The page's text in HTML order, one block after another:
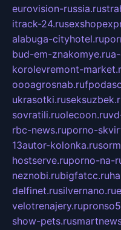
eurovision-russia.ru
itrack-24.ru
alabuga-cityhotel.ru
bud-em-znakomye.ru
korolevremont-
oooagrosnab.ru
ukrasotki.ru
sovratili.ruolecoon.ru
rbc-news.ruporno-
13autor-kolonka.ru
hostserve.ruporno-na-
neznobi.rubigfatcc.ru
delfinet.rusilvernano.ru
velotrenajery.ru
show-pets.ru